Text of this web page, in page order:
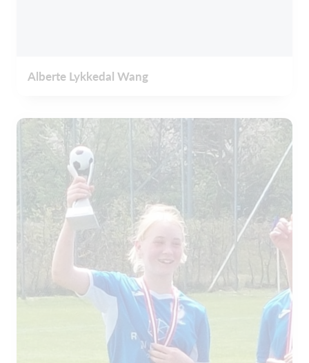
Alberte Lykkedal Wang